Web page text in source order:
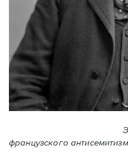
французского